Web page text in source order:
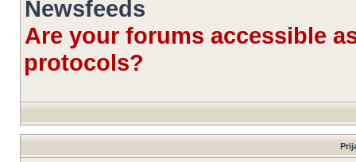
Newsfeeds
Are your forums accessible
protocols?